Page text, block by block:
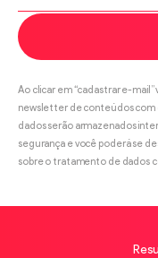
Ao clicar em “cadastrar e-
newsletter de conteúdos com
dados serão armazenados
segurança e você poderá se
sobre o tratamento de dados